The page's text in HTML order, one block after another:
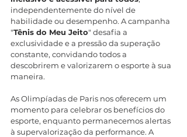
independentemente do nível de
habilidade ou desempenho. A campanha
"Tênis do Meu Jeito" desafia a
exclusividade e a pressão da superação
constante, convidando todos a
descobrirem e valorizarem o esporte à sua
maneira.
As Olimpíadas de Paris nos oferecem um
momento para celebrar os benefícios do
esporte, enquanto permanecemos alertas
à supervalorização da performance. A